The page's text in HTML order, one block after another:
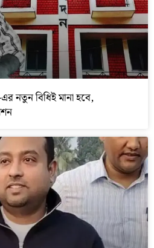
নতুন বিধিই মানা হবে,